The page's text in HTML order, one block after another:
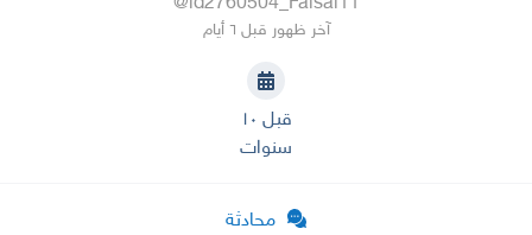
@id2760504_Faisal11
آخر ظهور قبل ٦ أيام
قبل ١٠
سنوات
محادثة